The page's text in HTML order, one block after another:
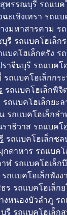
พรรณบุรี รถแบ
ะเชิงเทรา รถแ
งมหาสารคาม
รี รถแบคโฮเล็
บคโฮเล็กตรัง
าจีนบุรี รถแบค
ถแบคโฮเล็กก
รถแบคโฮเล็กพิจิ
ถแบคโฮเล็กยะ
รถแบคโฮเล็ก
าธิวาส รถแบค
รถแบคโฮเล็กช
ดาหาร รถแบค
ฬ รถแบคโฮเล็
ถแบคโฮเล็กพัง
ร รถแบคโฮเล็ก
หนองบัวลำภู ร
รี รถแบคโฮเล็ก